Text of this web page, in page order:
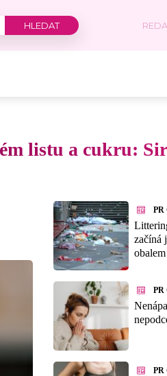
listu a cukru:
PR
začíná
obalem
PR
PR